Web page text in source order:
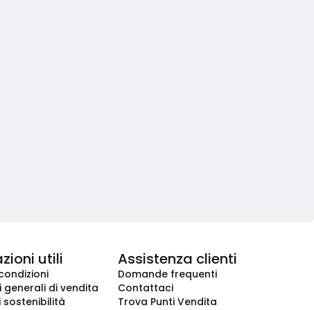
utili
generali di vendita
sostenibilità
Assistenza clienti
Domande frequenti
Contattaci
Trova Punti Vendita